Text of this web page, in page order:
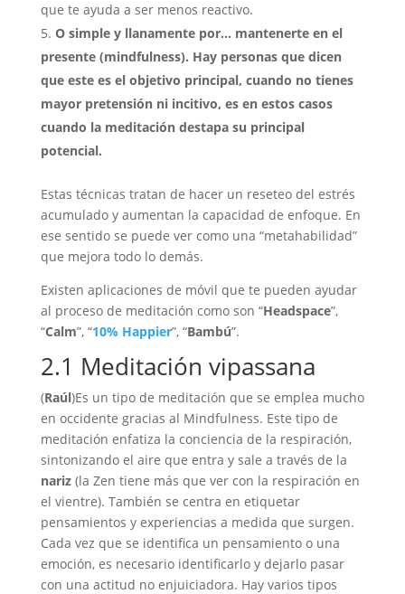
que te ayuda a ser menos reactivo.
O simple y llanamente por… mantenerte en el
presente (mindfulness). Hay personas que dicen
que este es el objetivo principal, cuando no tienes
mayor pretensión ni incitivo, es en estos casos
cuando la meditación destapa su principal
potencial.
Estas técnicas tratan de hacer un reseteo del estrés
acumulado y aumentan la capacidad de enfoque. En
ese sentido se puede ver como una “metahabilidad”
que mejora todo lo demás.
Existen aplicaciones de móvil que te pueden ayudar
al proceso de meditación como son “Headspace”,
“Calm”, “10% Happier”, “Bambú”.
2.1 Meditación vipassana
(Raúl)Es un tipo de meditación que se emplea mucho
en occidente gracias al Mindfulness. Este tipo de
meditación enfatiza la conciencia de la respiración,
sintonizando el aire que entra y sale a través de la
nariz (la Zen tiene más que ver con la respiración en
el vientre). También se centra en etiquetar
pensamientos y experiencias a medida que surgen.
Cada vez que se identifica un pensamiento o una
emoción, es necesario identificarlo y dejarlo pasar
con una actitud no enjuiciadora. Hay varios tipos